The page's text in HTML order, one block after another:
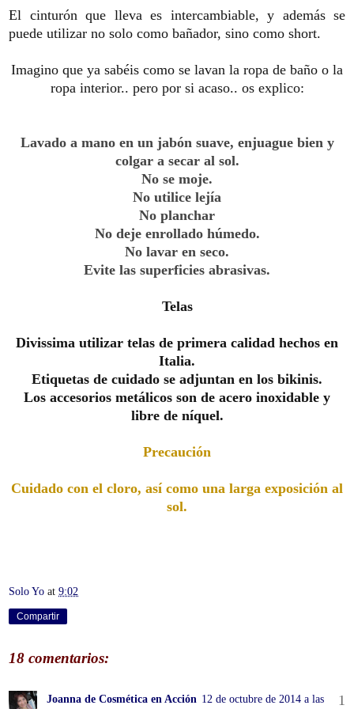
El cinturón que lleva es intercambiable, y además se
puede utilizar no solo como bañador, sino como short.
Imagino que ya sabéis como se lavan la ropa de baño o la
ropa interior.. pero por si acaso.. os explico:
Lavado a mano en un jabón suave, enjuague bien y
colgar a secar al sol.
No se moje.
No utilice lejía
No planchar
No deje enrollado húmedo.
No lavar en seco.
Evite las superficies abrasivas.
Telas
Divissima utilizar telas de primera calidad hechos en
Italia.
Etiquetas de cuidado se adjuntan en los bikinis.
Los accesorios metálicos son de acero inoxidable y
libre de níquel.
Precaución
Cuidado con el cloro, así como una larga exposición al
sol.
Solo Yo at 9:02
Compartir
18 comentarios:
Joanna de Cosmética en Acción 12 de octubre de 2014 a las